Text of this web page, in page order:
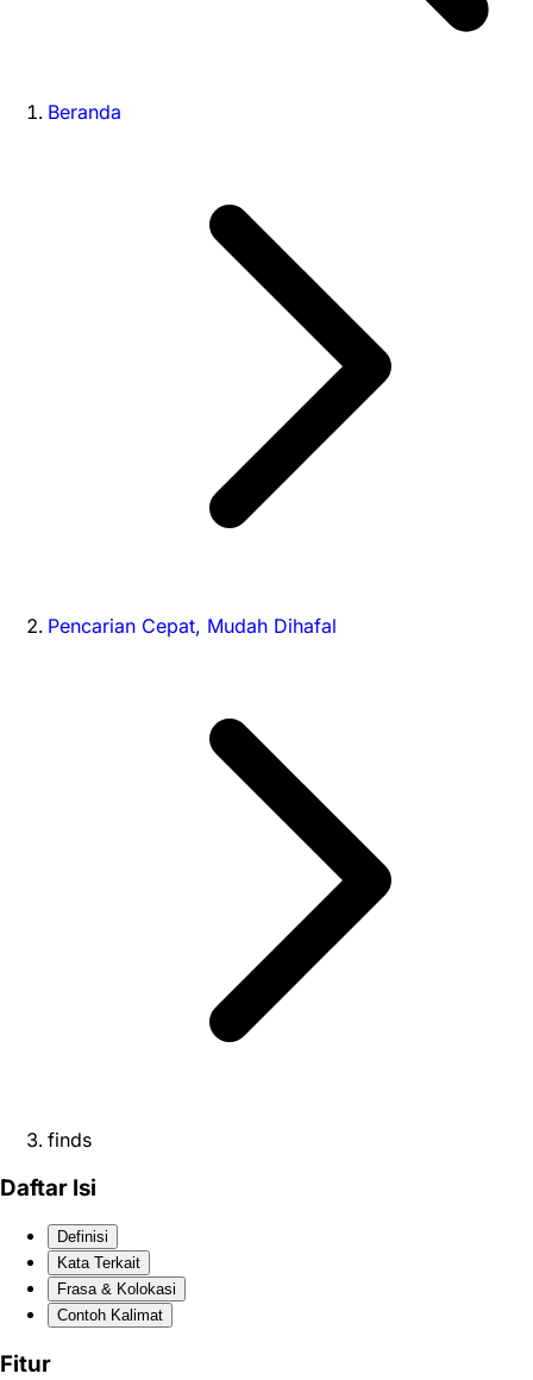
Beranda
Pencarian Cepat, Mudah Dihafal
finds
Daftar Isi
Definisi
Kata Terkait
Frasa & Kolokasi
Contoh Kalimat
Fitur